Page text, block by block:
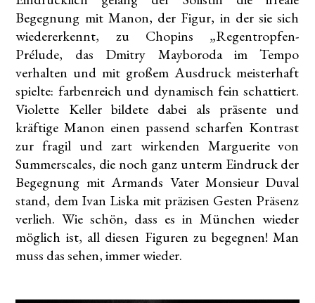
Begegnung mit Manon, der Figur, in der sie sich
wiedererkennt, zu Chopins „Regentropfen-
Prélude, das Dmitry Mayboroda im Tempo
verhalten und mit großem Ausdruck meisterhaft
spielte: farbenreich und dynamisch fein schattiert.
Violette Keller bildete dabei als präsente und
kräftige Manon einen passend scharfen Kontrast
zur fragil und zart wirkenden Marguerite von
Summerscales, die noch ganz unterm Eindruck der
Begegnung mit Armands Vater Monsieur Duval
stand, dem Ivan Liska mit präzisen Gesten Präsenz
verlieh. Wie schön, dass es in München wieder
möglich ist, all diesen Figuren zu begegnen! Man
muss das sehen, immer wieder.